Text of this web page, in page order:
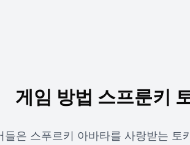
게임 방법 스프룬키
은 스푸르키 아바타를 사랑받는 토